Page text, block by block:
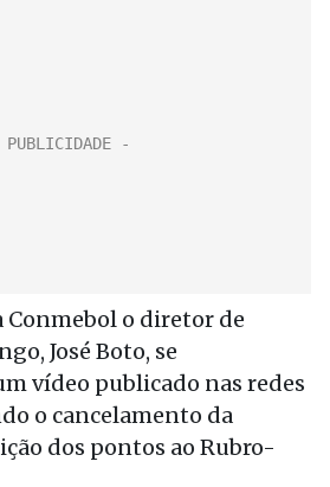
Conmebol o diretor de
José Boto, se
vídeo publicado nas redes
o cancelamento da
dos pontos ao Rubro-